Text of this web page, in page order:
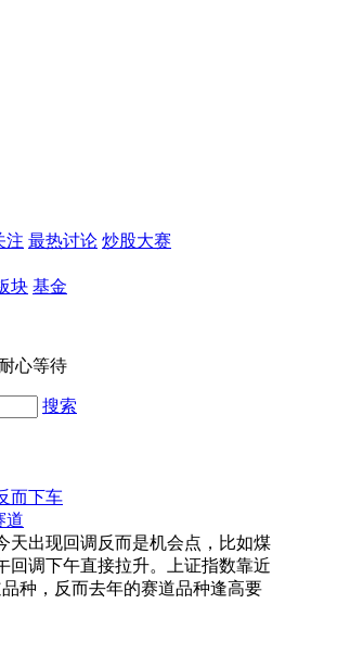
注 最热讨论 炒股大赛
块 基金
心等待
搜索
而下车
道
天出现回调反而是机会点，比如煤
回调下午直接拉升。上证指数靠近
种，反而去年的赛道品种逢高要